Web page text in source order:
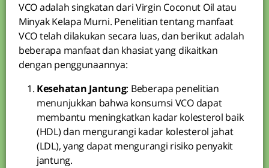
VCO adalah singkatan dari Virgin Coconut Oil atau
Minyak Kelapa Murni. Penelitian tentang manfaat
VCO telah dilakukan secara luas, dan berikut adalah
beberapa manfaat dan khasiat yang dikaitkan
dengan penggunaannya:
Kesehatan Jantung: Beberapa penelitian
menunjukkan bahwa konsumsi VCO dapat
membantu meningkatkan kadar kolesterol baik
(HDL) dan mengurangi kadar kolesterol jahat
(LDL), yang dapat mengurangi risiko penyakit
jantung.